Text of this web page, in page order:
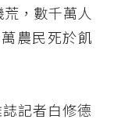
，數千萬人
農民死於飢
記者白修德